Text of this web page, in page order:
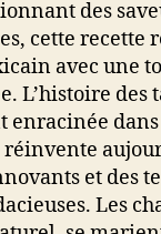
des
cette recette
avec une
L’histoire des
enracinée
et des
Les